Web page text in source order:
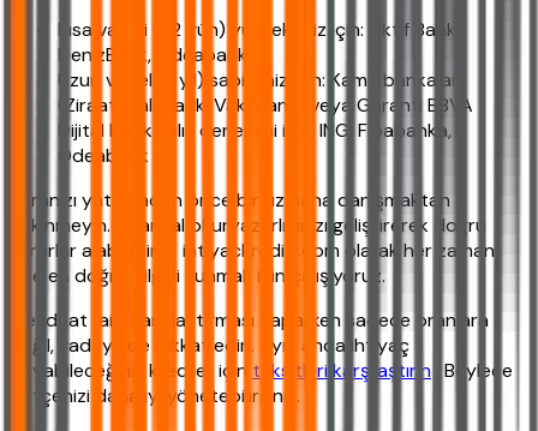
Kısa vadeli (32 gün) yüksek faiz için: Aktif Bank,
DenizBank, Odeabank
Uzun vadeli (1 yıl) sabit faiz için: Kamu bankaları
(Ziraat, Halkbank, VakıfBank) veya Garanti BBVA
Dijital bankacılık deneyimi için: ING, Fibabanka,
Odeabank
Paranızı yatırmadan önce bir uzmana danışmaktan
çekinmeyin. Finansal okuryazarlığınızı geliştirerek doğru
kararlar alabilirsiniz. ihtiyackredisi.com olarak her zaman
size en doğru bilgiyi sunmak için çalışıyoruz.
Mevduat faizi karşılaştırması yaparken sadece oranlara
değil, vadeye de dikkat edin. Aynı anda ihtiyaç
duyabileceğiniz krediler için taksitleri karşılaştırın . Böylece
bütçenizi daha iyi yönetebilirsiniz.